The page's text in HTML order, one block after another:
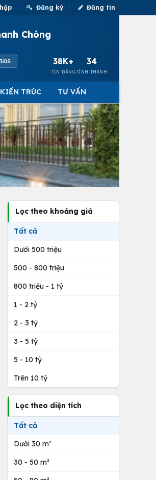
Đăng ký Đăng tin
Chóng
38K+
TIN ĐĂNG
34
TỈNH THÀNH
KIẾN TRÚC TƯ VẤN
Lọc theo khoảng giá
Tất cả
Dưới 500 triệu
500 - 800 triệu
800 triệu - 1 tỷ
1 - 2 tỷ
2 - 3 tỷ
3 - 5 tỷ
5 - 10 tỷ
Trên 10 tỷ
Lọc theo diện tích
Tất cả
Dưới 30 m²
30 - 50 m²